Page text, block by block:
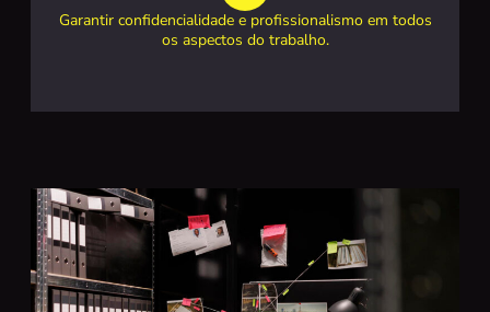
Garantir confidencialidade e profissionalismo em todos
os aspectos do trabalho.